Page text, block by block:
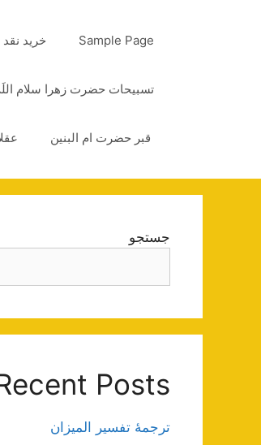
Sample Page خرید
تسبیحات حضرت زهرا سلام
قبر حضرت ام البنین
جستجو
Posts
ترجمۀ تفسیر المیزان